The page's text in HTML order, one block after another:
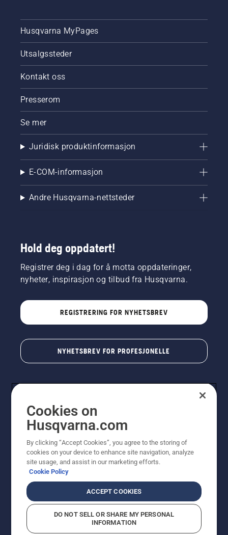
Husqvarna MyPages
Utsalgssteder
Kontakt oss
Presserom
Se mer
Juridisk produktinformasjon
E-COM-informasjon
Andre Husqvarna-nettsteder
Hold deg oppdatert!
Registrer deg i dag for å motta oppdateringer,
nyheter, inspirasjon og tilbud fra Husqvarna.
REGISTRERING FOR NYHETSBREV
NYHETSBREV FOR PROFESJONELLE
© Husqvarna AB (utgiver). Med enerett. Angitte priser
er veiledende priser. Alle oppgitte priser er veiledende
tilgjengelig for direkte kjøp.
Rapportering av mistanker om regelbruddÅpenhetsloven
Likestilling
Cookies on
Husqvarna.com
By clicking “Accept Cookies”, you agree to the storing of
cookies on your device to enhance site navigation, analyze
site usage, and assist in our marketing efforts.
Cookie Policy
ACCEPT COOKIES
DO NOT SELL OR SHARE MY PERSONAL
INFORMATION